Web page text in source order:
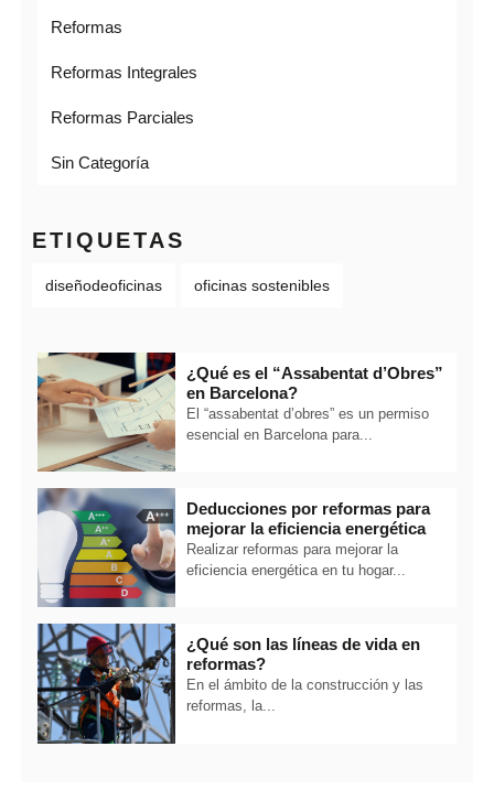
Reformas
Reformas Integrales
Reformas Parciales
Sin Categoría
ETIQUETAS
diseñodeoficinas oficinas sostenibles
¿Qué es el “Assabentat d’Obres”
en Barcelona?
El “assabentat d’obres” es un permiso
esencial en Barcelona para...
Deducciones por reformas para
mejorar la eficiencia energética
Realizar reformas para mejorar la
eficiencia energética en tu hogar...
¿Qué son las líneas de vida en
reformas?
En el ámbito de la construcción y las
reformas, la...